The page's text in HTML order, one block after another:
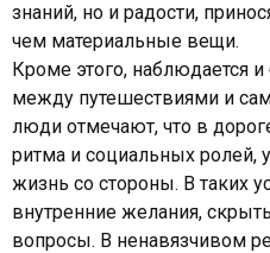
знаний, но и радости,
чем материальные вещи.
Кроме этого, наблюдается и
между путешествиями и
люди отмечают, что в
ритма и социальных ролей,
жизнь со стороны. В таких
внутренние желания,
вопросы. В ненавязчивом